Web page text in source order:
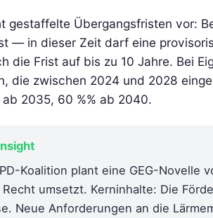
gestaffelte Übergangsfristen vor:
— in dieser Zeit darf eine
die Frist auf bis zu 10 Jahre. Bei
die zwischen 2024 und 2028
ab 2035, 60 %% ab 2040.
Koalition plant eine GEG-Novelle
umsetzt. Kerninhalte: Die
Neue Anforderungen an die